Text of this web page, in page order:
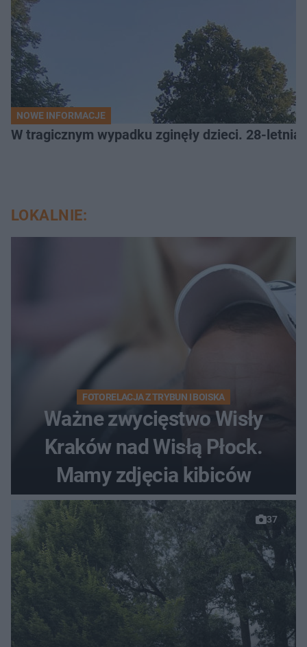
NOWE INFORMACJE
W tragicznym wypadku zginęły dzieci. 28-
LOKALNIE:
FOTORELACJA Z TRYBUN I BOISKA
Ważne zwycięstwo Wisły
Kraków nad Wisłą Płock.
Mamy zdjęcia kibiców
37